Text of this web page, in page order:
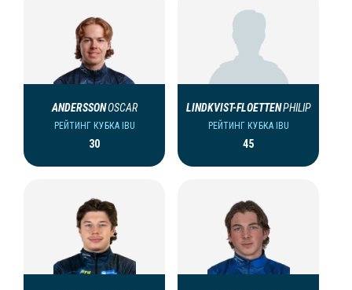
ANDERSSONOSCAR
РЕЙТИНГ КУБКА IBU
30
LINDKVIST-FLOETTENPHILIP
РЕЙТИНГ КУБКА IBU
45